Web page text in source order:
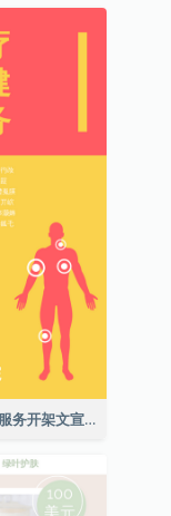
医疗保健服务开架文宣